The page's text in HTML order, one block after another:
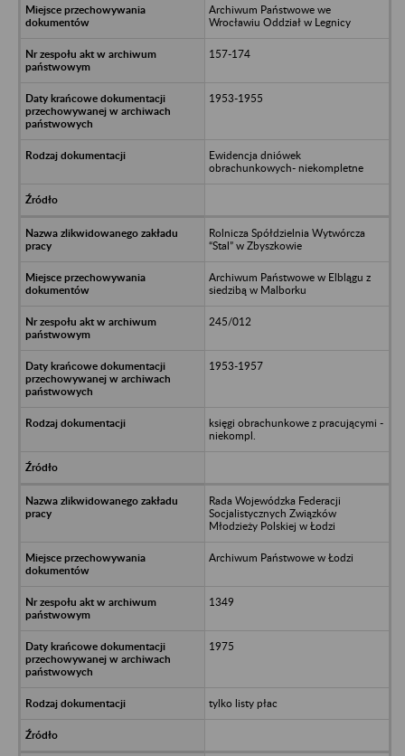
Archiwum Państwowe we
Wrocławiu Oddział w Legnicy
157-174
1953-1955
Ewidencja dniówek
obrachunkowych- niekompletne
Rolnicza Spółdzielnia Wytwórcza
“Stal” w Zbyszkowie
Archiwum Państwowe w Elblągu z
siedzibą w Malborku
245/012
1953-1957
księgi obrachunkowe z pracującymi -
niekompl.
Rada Wojewódzka Federacji
Socjalistycznych Związków
Młodzieży Polskiej w Łodzi
Archiwum Państwowe w Łodzi
1349
1975
tylko listy płac